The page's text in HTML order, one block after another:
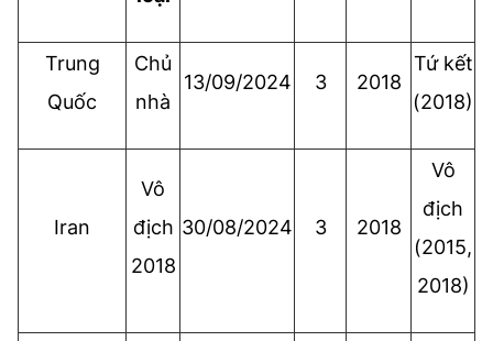
Trung
Quốc
Chủ
nhà
13/09/2024 3 2018
Tứ kết
(2018)
Iran
Vô
địch
2018
30/08/2024 3 2018
Vô
địch
(2015,
2018)